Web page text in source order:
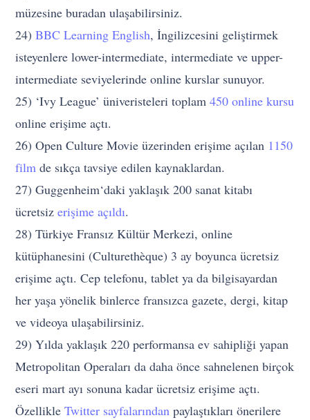
müzesine buradan ulaşabilirsiniz.
24)BBC Learning English, İngilizcesini geliştirmek
isteyenlere lower-intermediate, intermediate ve upper-
intermediate seviyelerinde online kurslar sunuyor.
25) ‘Ivy League’ üniveristeleri toplam450 online kursu
online erişime açtı.
26) Open Culture Movie üzerinden erişime açılan 1150
film de sıkça tavsiye edilen kaynaklardan.
27) Guggenheim‘daki yaklaşık 200 sanat kitabı
ücretsizerişime açıldı.
28) Türkiye Fransız Kültür Merkezi, online
kütüphanesini (Culturethèque) 3 ay boyunca ücretsiz
erişime açtı. Cep telefonu, tablet ya da bilgisayardan
her yaşa yönelik binlerce fransızca gazete, dergi, kitap
ve videoya ulaşabilirsiniz.
29) Yılda yaklaşık 220 performansa ev sahipliği yapan
Metropolitan Operaları da daha önce sahnelenen birçok
eseri mart ayı sonuna kadar ücretsiz erişime açtı.
ÖzellikleTwitter sayfalarından paylaştıkları önerilere